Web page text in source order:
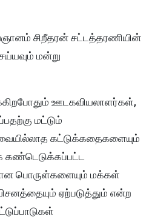
சிறீதரன் சட்டத்தரணியின்
மன்று
ஊடகவியலாளர்கள்,
மட்டும்
கட்டுக்கதைகளையும்
பொருள்களையும் மக்கள்
ஏற்படுத்தும் என்ற